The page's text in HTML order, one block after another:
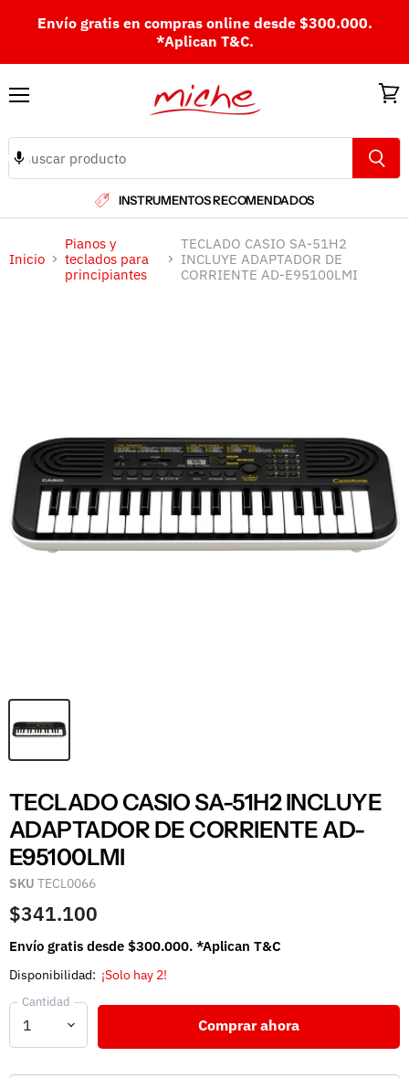
Envío gratis en compras online desde $300.000.
*Aplican T&C.
INSTRUMENTOS RECOMENDADOS
Inicio
Pianos y
teclados para
principiantes
TECLADO CASIO SA-51H2
INCLUYE ADAPTADOR DE
CORRIENTE AD-E95100LMI
TECLADO CASIO SA-51H2 INCLUYE
ADAPTADOR DE CORRIENTE AD-
E95100LMI
SKU TECL0066
$341.100
Envío gratis desde $300.000. *Aplican T&C
Disponibilidad: ¡Solo hay 2!
Cantidad
Comprar ahora